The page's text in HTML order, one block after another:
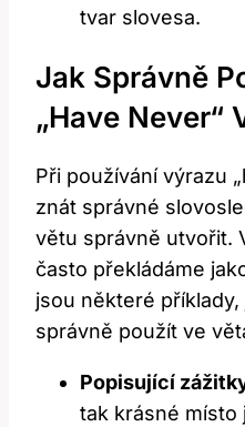
tvar slovesa.
Jak Správně
„have Never“
Při používání výrazu
znát správné
větu správně utvořit.
často překládáme
jsou některé
správně použít ve
Popisující
tak krásné místo